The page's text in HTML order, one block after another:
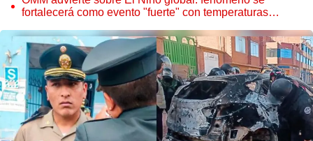
fortalecerá como evento "fuerte" con temperaturas